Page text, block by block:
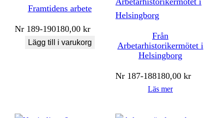
Framtidens arbete
Nr 189-190180,00kr
Lägg till i varukorg
Från
Arbetarhistorikermötet i
Helsingborg
Nr 187-188180,00kr
Läs mer